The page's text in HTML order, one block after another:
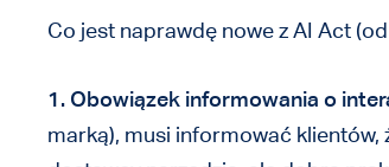
Co jest naprawdę nowe z AI Act
1. Obowiązek informowania o
marką), musi informować klientów,